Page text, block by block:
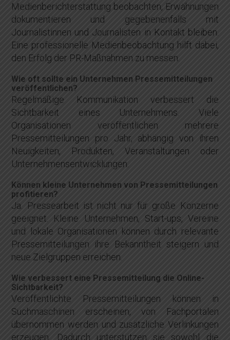
Medienberichterstattung beobachten, Erwähnungen
dokumentieren und gegebenenfalls mit
Journalistinnen und Journalisten in Kontakt bleiben.
Eine professionelle Medienbeobachtung hilft dabei,
den Erfolg der PR-Maßnahmen zu messen.
Wie oft sollte ein Unternehmen Pressemitteilungen
veröffentlichen?
Regelmäßige Kommunikation verbessert die
Sichtbarkeit eines Unternehmens. Viele
Organisationen veröffentlichen mehrere
Pressemitteilungen pro Jahr, abhängig von ihren
Neuigkeiten, Produkten, Veranstaltungen oder
Unternehmensentwicklungen.
Können kleine Unternehmen von Pressemitteilungen
profitieren?
Ja. Pressearbeit ist nicht nur für große Konzerne
geeignet. Kleine Unternehmen, Start-ups, Vereine
und lokale Organisationen können durch relevante
Pressemitteilungen ihre Bekanntheit steigern und
neue Zielgruppen erreichen.
Wie verbessert eine Pressemitteilung die Online-
Sichtbarkeit?
Veröffentlichte Pressemitteilungen können in
Suchmaschinen erscheinen, von Fachportalen
übernommen werden und zusätzliche Verlinkungen
erzeugen. Dadurch unterstützen sie sowohl die